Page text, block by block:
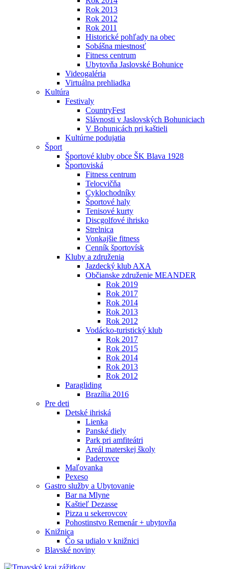
Rok 2013
Rok 2012
Rok 2011
Historické pohľady na obec
Sobášna miestnosť
Fitness centrum
Ubytovňa Jaslovské Bohunice
Videogaléria
Virtuálna prehliadka
Kultúra
Festivaly
CountryFest
Slávnosti v Jaslovských Bohuniciach
V Bohunicách pri kaštieli
Kultúrne podujatia
Šport
Športové kluby obce ŠK Blava 1928
Športoviská
Fitness centrum
Telocvičňa
Cyklochodníky
Športové haly
Tenisové kurty
Discgolfové ihrisko
Strelnica
Vonkajšie fitness
Cenník športovísk
Kluby a združenia
Jazdecký klub AXA
Občianske združenie MEANDER
Rok 2019
Rok 2017
Rok 2014
Rok 2013
Rok 2012
Vodácko-turistický klub
Rok 2017
Rok 2015
Rok 2014
Rok 2013
Rok 2012
Paragliding
Brazília 2016
Pre deti
Detské ihriská
Lienka
Panské diely
Park pri amfiteátri
Areál materskej školy
Paderovce
Maľovanka
Pexeso
Gastro služby a Ubytovanie
Bar na Mlyne
Kaštieľ Dezasse
Pizza u sekerovcov
Pohostinstvo Remenár + ubytovňa
Knižnica
Čo sa udialo v knižnici
Blavské noviny